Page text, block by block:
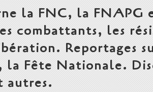
la FNC, la FNAPG
combattants, les
Reportages
Fête Nationale.
autres.